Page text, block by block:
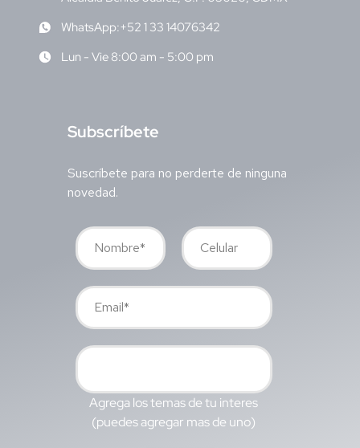
WhatsApp:+52 1 33 14076342
Lun - Vie 8:00 am - 5:00 pm
Subscríbete
Suscríbete para no perderte de ninguna
novedad.
Agrega los temas de tu interes
(puedes agregar mas de uno)